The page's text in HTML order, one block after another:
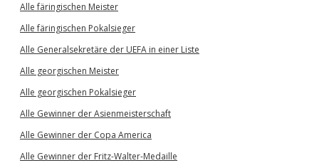
Alle färingischen Meister
Alle färingischen Pokalsieger
Alle Generalsekretäre der UEFA in einer Liste
Alle georgischen Meister
Alle georgischen Pokalsieger
Alle Gewinner der Asienmeisterschaft
Alle Gewinner der Copa America
Alle Gewinner der Fritz-Walter-Medaille